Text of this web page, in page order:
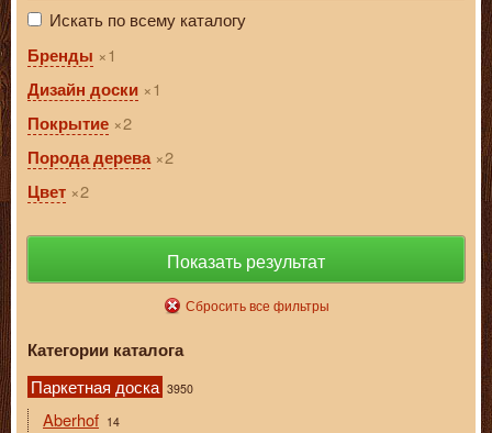
Искать по всему каталогу
Бренды
1
Дизайн доски
1
Покрытие
2
Порода дерева
2
Цвет
2
Показать результат
Сбросить все фильтры
Категории каталога
Паркетная доска 3950
Aberhof 14